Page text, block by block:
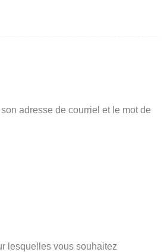
adresse de courriel et le mot de
lesquelles vous souhaitez